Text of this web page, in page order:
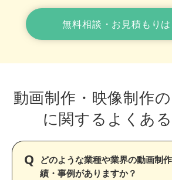
無料相談・お見積もり
動画制作・映像制作
に関する よくあ
どのような業種や業界の動画制
績・事例がありますか？